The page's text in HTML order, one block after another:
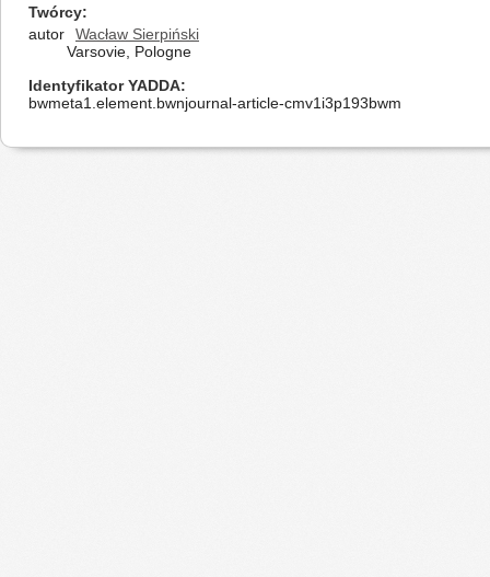
Twórcy
autor
Wacław Sierpiński
Varsovie, Pologne
Identyfikator YADDA
bwmeta1.element.bwnjournal-article-cmv1i3p193bwm